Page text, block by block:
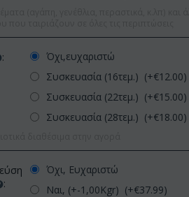
:
Όχι,ευχαριστώ
Συσκευασία (16τεμ.) (+€12.00)
Συσκευασία (22τεμ.) (+€15.00)
Συσκευασία (28τεμ.) (+€18.00)
:
Όχι, Ευχαριστώ
Ναι, (+-1,00Kgr) (+€37.99)